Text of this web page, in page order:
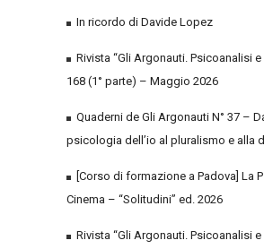
In ricordo di Davide Lopez
Rivista “Gli Argonauti. Psicoanalisi e
168 (1° parte) – Maggio 2026
Quaderni de Gli Argonauti N° 37 –
psicologia dell’io al pluralismo e alla
[Corso di formazione a Padova] La
Cinema – “Solitudini” ed. 2026
Rivista “Gli Argonauti. Psicoanalisi e